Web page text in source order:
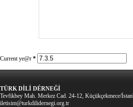
Current ye@r *
TÜRK DİLİ DÉRNEĞİ
Tevfikbey Mah. Merkez Cad. 24-12, Küçükçekmece/
iletisim@turkdilidernegi.org.tr